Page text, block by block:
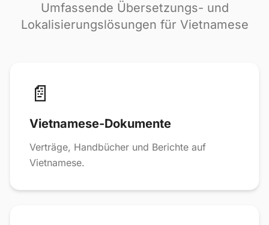
Umfassende Übersetzungs- und
Lokalisierungslösungen für Vietnamese
📄
Vietnamese-Dokumente
Verträge, Handbücher und Berichte auf
Vietnamese.